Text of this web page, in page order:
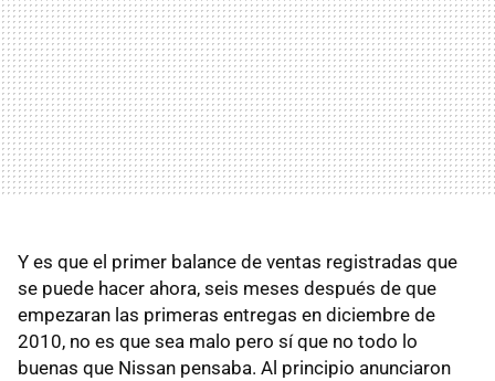
Y es que el primer balance de ventas registradas que
se puede hacer ahora, seis meses después de que
empezaran las primeras entregas en diciembre de
2010, no es que sea malo pero sí que no todo lo
buenas que Nissan pensaba. Al principio anunciaron